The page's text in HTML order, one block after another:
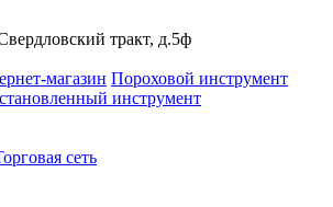
тракт, д.5ф
магазин Пороховой инструмент
инструмент
сеть